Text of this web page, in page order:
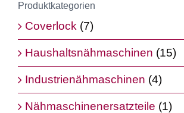
Produktkategorien
Coverlock (7)
Haushaltsnähmaschinen (15)
Industrienähmaschinen (4)
Nähmaschinenersatzteile (1)